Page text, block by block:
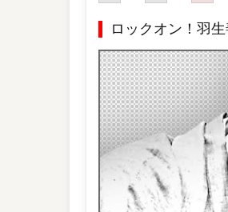
ロックオン！羽生